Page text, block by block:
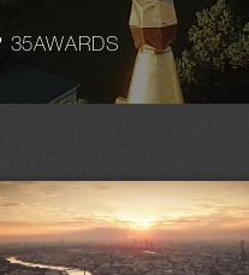
35AWARDS